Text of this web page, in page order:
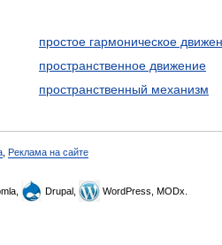
простое гармоническое
пространственное движение
пространственный механизм
Реклама на сайте
Drupal, WordPress, MODx.